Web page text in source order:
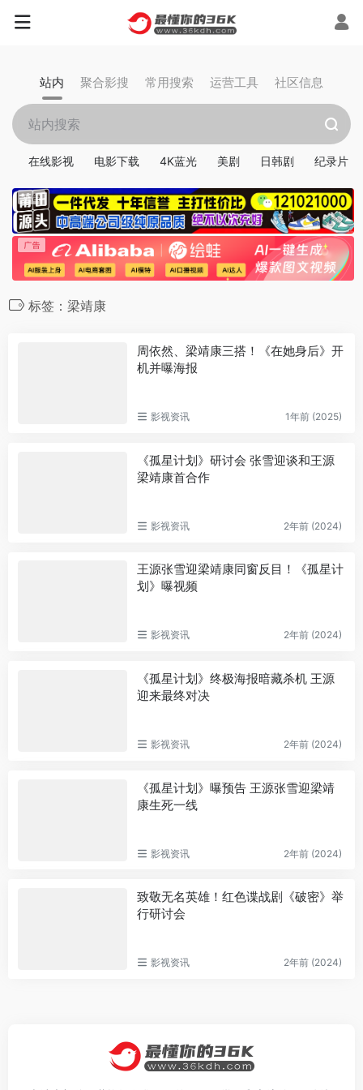
站内 聚合影搜 常用搜索 运营工具 社区信息
在线影视 电影下载 4K蓝光 美剧 日韩剧 纪录片
标签：梁靖康
周依然、梁靖康三搭！《在她身后》开
机并曝海报
影视资讯 1年前 (2025)
《孤星计划》研讨会 张雪迎谈和王源
梁靖康首合作
影视资讯 2年前 (2024)
王源张雪迎梁靖康同窗反目！《孤星计
划》曝视频
影视资讯 2年前 (2024)
《孤星计划》终极海报暗藏杀机 王源
迎来最终对决
影视资讯 2年前 (2024)
《孤星计划》曝预告 王源张雪迎梁靖
康生死一线
影视资讯 2年前 (2024)
致敬无名英雄！红色谍战剧《破密》举
行研讨会
影视资讯 2年前 (2024)